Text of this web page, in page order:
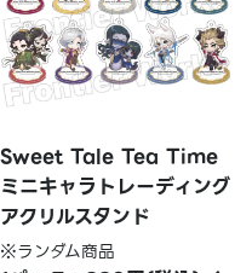
Sweet Tale Tea Time
ミニキャラトレーディング
アクリルスタンド
※ランダム商品